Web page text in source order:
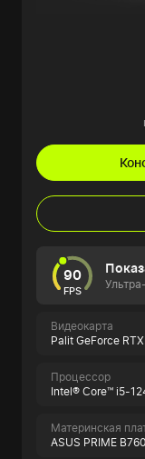
90
FPS
Видеокарта
Palit GeForce
Процессор
Intel® Core™ i5-
Материнская
ASUS PRIME